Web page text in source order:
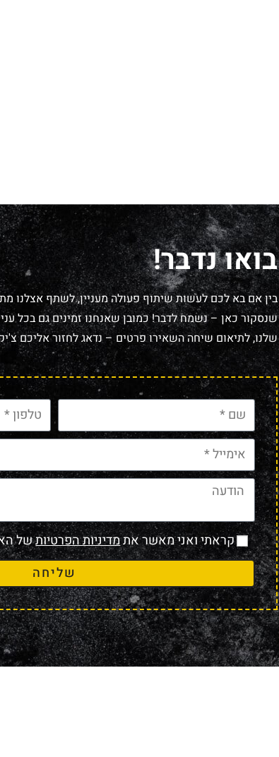
בואו נדבר!
בין אם בא לכם לעשות שיתוף פעולה מעניין, לשתף אצלנו
שנסקור כאן – נשמח לדבר! כמובן שאנחנו זמינים גם בכל
שלנו, לתיאום שיחה השאירו פרטים – נדאג לחזור אליכם
קראתי ואני מאשר אתמדיניות הפרטיותשל
שליחה